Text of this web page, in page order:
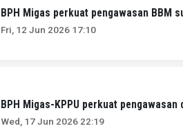
BPH Migas perkuat pengawasan BBM
Fri, 12 Jun 2026 17:10
BPH Migas-KPPU perkuat
Wed, 17 Jun 2026 22:19